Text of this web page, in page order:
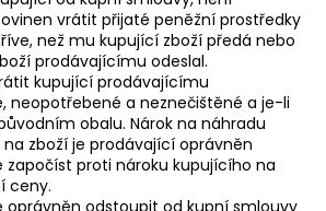
vrátit přijaté peněžní prostředky
než mu kupující zboží předá nebo
prodávajícímu odeslal.
kupující prodávajícímu
neopotřebené a neznečištěné a je-li
obalu. Nárok na náhradu
na zboží je prodávající oprávněn
započíst proti nároku kupujícího na
ceny.
oprávněn odstoupit od kupní smlouvy